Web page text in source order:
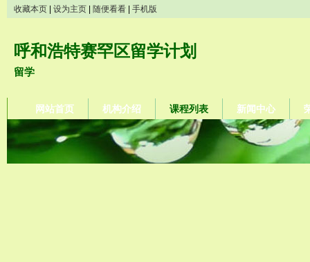
收藏本页 设为主页 随便看看 手机版
呼和浩特赛罕区留学计划
留学
网站首页 机构介绍 课程列表 新闻中心